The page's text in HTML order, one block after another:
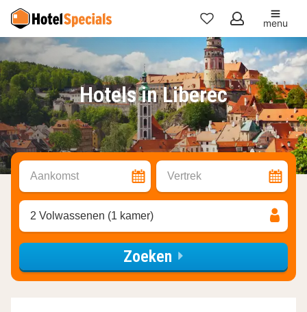
Mijn
favorieten
menu
Hotels in Liberec
Aankomst Vertrek
2 Volwassenen (1 kamer)
Zoeken